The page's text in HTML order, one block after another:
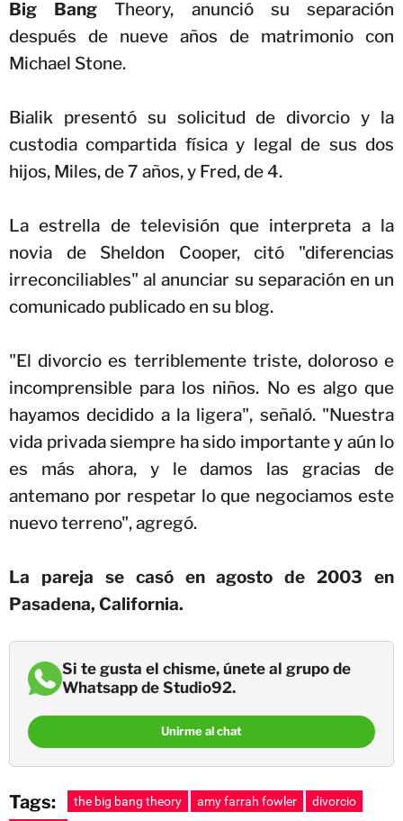
Big BangTheory, anunció su separación
después de nueve años de matrimonio con
Michael Stone.
Bialik presentó su solicitud de divorcio y la
custodia compartida física y legal de sus dos
hijos, Miles, de 7 años, y Fred, de 4.
La estrella de televisión que interpreta a la
novia de Sheldon Cooper, citó "diferencias
irreconciliables" al anunciar su separación en un
comunicado publicado en su blog.
"El divorcio es terriblemente triste, doloroso e
incomprensible para los niños. No es algo que
hayamos decidido a la ligera", señaló. "Nuestra
vida privada siempre ha sido importante y aún lo
es más ahora, y le damos las gracias de
antemano por respetar lo que negociamos este
nuevo terreno", agregó.
La pareja se casó en agosto de 2003 en
Pasadena, California.
Si te gusta el chisme, únete al grupo de
Whatsapp de Studio92.
Unirme al chat
Tags: the big bang theory amy farrah fowler
divorcio